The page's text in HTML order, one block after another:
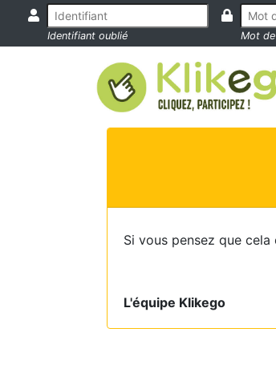
Identifiant oublié Mot
Si vous pensez que
L'équipe Klikego